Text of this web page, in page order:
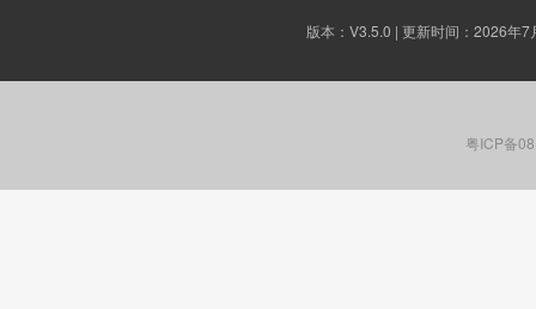
版本： V3.5.0 | 更新时间：2026年
粤ICP备